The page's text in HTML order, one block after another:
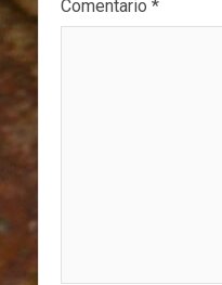
Comentario *